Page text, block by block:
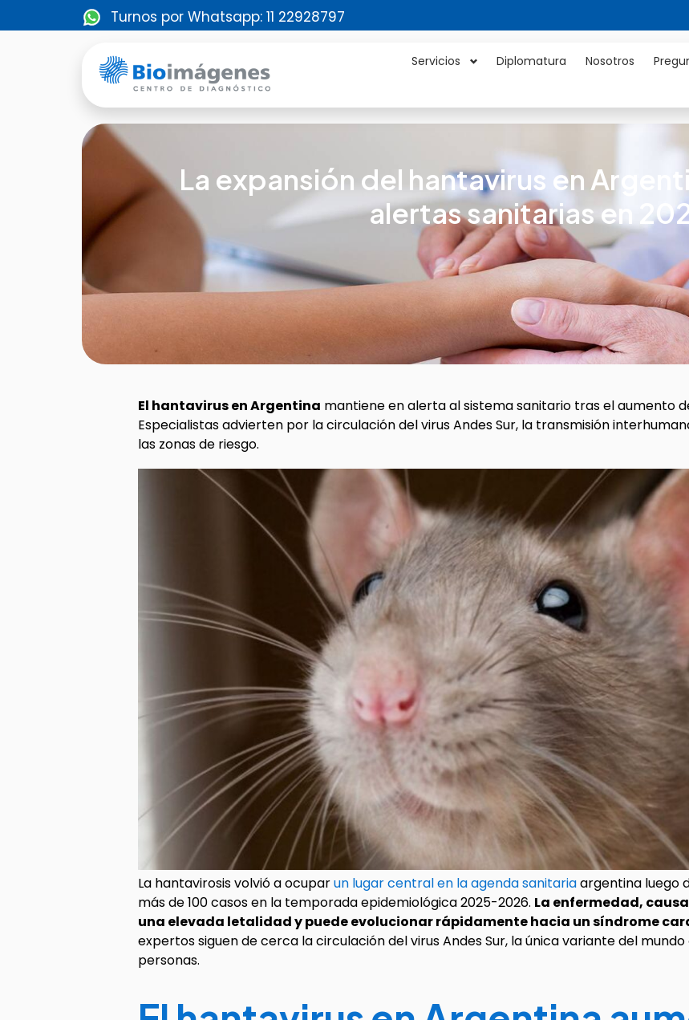
Turnos por Whatsapp: 11 22928797
Servicios Diplomatura Nosotros
La expansión del hantavirus en
alertas sanitarias en
El hantavirus en Argentina mantiene en alerta al sistema sanitario tras el aumento
Especialistas advierten por la circulación del virus Andes Sur, la transmisión
las zonas de riesgo.
La hantavirosis volvió a ocuparun lugar central en la agenda sanitariaargentina luego
más de 100 casos en la temporada epidemiológica 2025-2026. La enfermedad,
una elevada letalidad y puede evolucionar rápidamente hacia un síndrome
expertos siguen de cerca la circulación del virus Andes Sur, la única variante del
personas.